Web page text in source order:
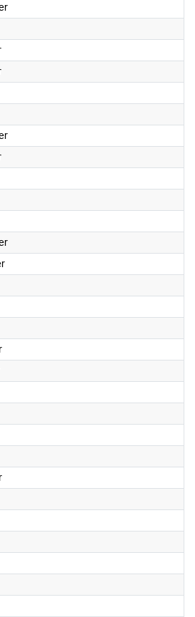
2023
2023
2023
2023
2023
2023
2023
2023
2023